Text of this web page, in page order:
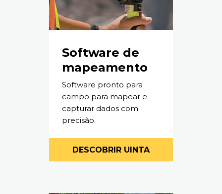
Software de
mapeamento
Software pronto para
campo para mapear e
capturar dados com
precisão.
DESCOBRIR UINTA